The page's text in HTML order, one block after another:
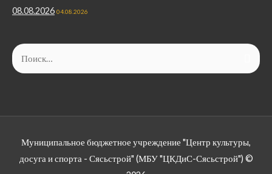
08.08.2026 04.08.2026
Муниципальное бюджетное учреждение "Центр культуры,
досуга и спорта - Сясьстрой" (МБУ "ЦКДиС-Сясьстрой") ©